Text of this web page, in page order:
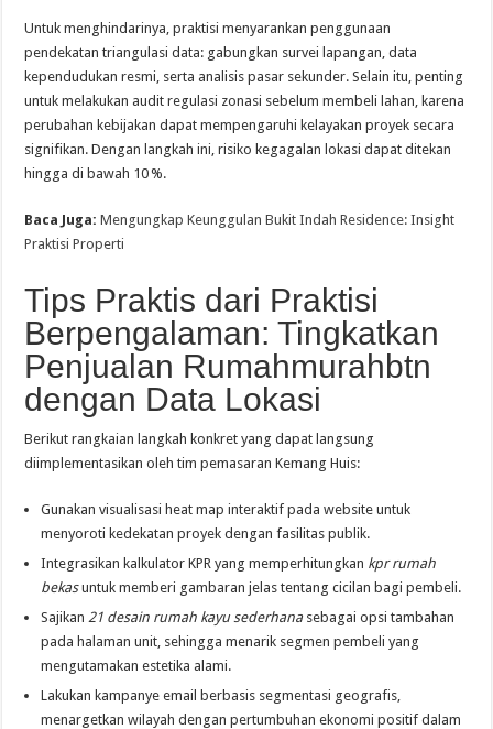
Untuk menghindarinya, praktisi menyarankan penggunaan
pendekatan triangulasi data: gabungkan survei lapangan, data
kependudukan resmi, serta analisis pasar sekunder. Selain itu, penting
untuk melakukan audit regulasi zonasi sebelum membeli lahan, karena
perubahan kebijakan dapat mempengaruhi kelayakan proyek secara
signifikan. Dengan langkah ini, risiko kegagalan lokasi dapat ditekan
hingga di bawah 10 %.
Baca Juga: Mengungkap Keunggulan Bukit Indah Residence: Insight
Praktisi Properti
Tips Praktis dari Praktisi
Berpengalaman: Tingkatkan
Penjualan Rumahmurahbtn
dengan Data Lokasi
Berikut rangkaian langkah konkret yang dapat langsung
diimplementasikan oleh tim pemasaran Kemang Huis:
Gunakan visualisasi heat map interaktif pada website untuk
menyoroti kedekatan proyek dengan fasilitas publik.
Integrasikan kalkulator KPR yang memperhitungkan kpr rumah
bekasuntuk memberi gambaran jelas tentang cicilan bagi pembeli.
Sajikan 21 desain rumah kayu sederhanasebagai opsi tambahan
pada halaman unit, sehingga menarik segmen pembeli yang
mengutamakan estetika alami.
Lakukan kampanye email berbasis segmentasi geografis,
menargetkan wilayah dengan pertumbuhan ekonomi positif dalam